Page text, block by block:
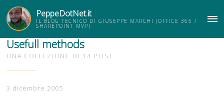
PeppeDotNet.it
IL BLOG TECNICO DI GIUSEPPE MARCHI (OFFICE 365 /
SHAREPOINT MVP)
Usefull methods
UNA COLLEZIONE DI 14 POST
3 dicembre 2005